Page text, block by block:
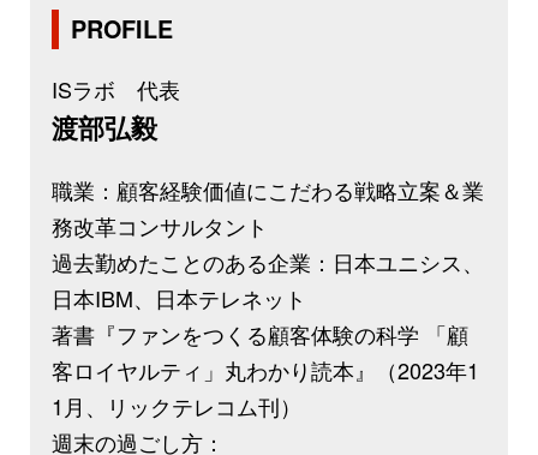
PROFILE
ISラボ 代表
渡部弘毅
職業：顧客経験価値にこだわる戦略立案＆業
務改革コンサルタント
過去勤めたことのある企業：日本ユニシス、
日本IBM、日本テレネット
著書『ファンをつくる顧客体験の科学 「顧
客ロイヤルティ」丸わかり読本』（2023年1
1月、リックテレコム刊）
週末の過ごし方：